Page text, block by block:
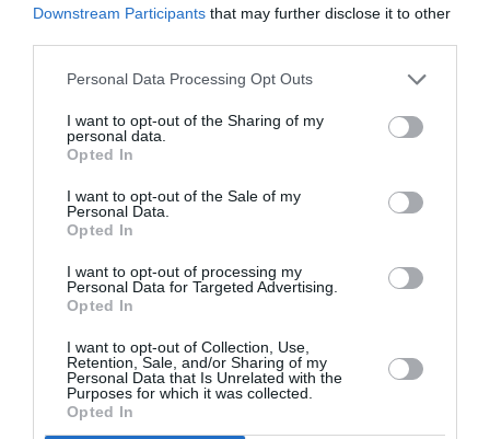
Downstream Participants that may further disclose it to other
Personal Data Processing Opt Outs
I want to opt-out of the Sharing of my
personal data.
Opted In
I want to opt-out of the Sale of my
Personal Data.
Opted In
I want to opt-out of processing my
Personal Data for Targeted Advertising.
Opted In
I want to opt-out of Collection, Use,
Retention, Sale, and/or Sharing of my
Personal Data that Is Unrelated with the
Purposes for which it was collected.
Opted In
FAIRE UN DON
Appel aux lecteurs !
Soutenez Air Journal participez
développement !
NOUS SOUTENIR